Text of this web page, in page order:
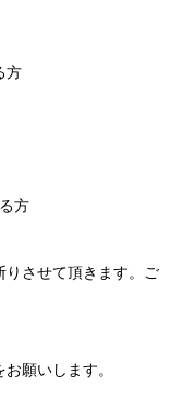
方
方
りさせて頂きます。ご
願いします。